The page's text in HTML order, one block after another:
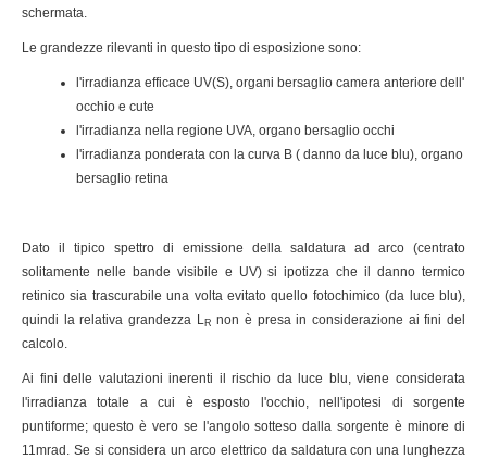
schermata.
Le grandezze rilevanti in questo tipo di esposizione sono:
l'irradianza efficace UV(S), organi bersaglio camera anteriore dell'
occhio e cute
l'irradianza nella regione UVA, organo bersaglio occhi
l'irradianza ponderata con la curva B ( danno da luce blu), organo
bersaglio retina
Dato il tipico spettro di emissione della saldatura ad arco (centrato
solitamente nelle bande visibile e UV) si ipotizza che il danno termico
retinico sia trascurabile una volta evitato quello fotochimico (da luce blu),
quindi la relativa grandezza LR non è presa in considerazione ai fini del
calcolo.
Ai fini delle valutazioni inerenti il rischio da luce blu, viene considerata
l'irradianza totale a cui è esposto l'occhio, nell'ipotesi di sorgente
puntiforme; questo è vero se l'angolo sotteso dalla sorgente è minore di
11mrad. Se si considera un arco elettrico da saldatura con una lunghezza